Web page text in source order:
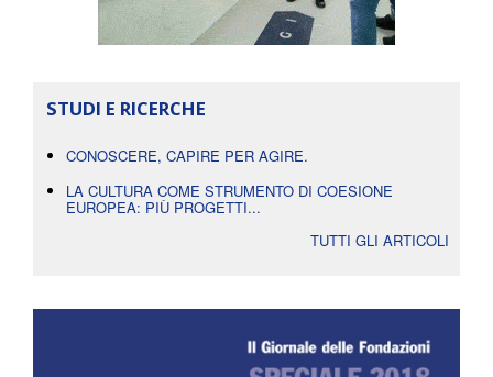
STUDI E RICERCHE
CONOSCERE, CAPIRE PER AGIRE.
LA CULTURA COME STRUMENTO DI COESIONE
EUROPEA: PIÙ PROGETTI...
TUTTI GLI ARTICOLI